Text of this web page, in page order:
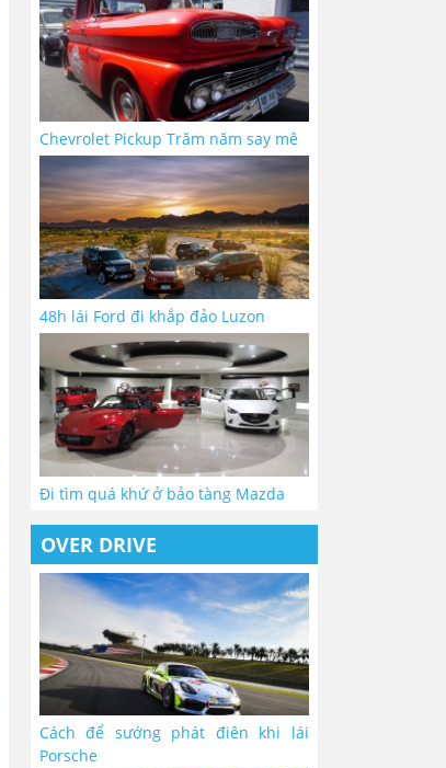
Chevrolet Pickup Trăm năm say mê
48h lái Ford đi khắp đảo Luzon
Đi tìm quá khứ ở bảo tàng Mazda
OVER DRIVE
Cách để sướng phát điên khi lái
Porsche